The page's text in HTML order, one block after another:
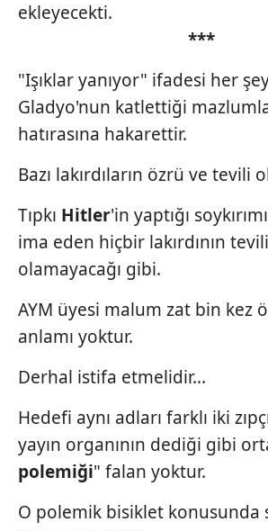
ekleyecekti.
***
"Işıklar yanıyor" ifadesi her
Gladyo'nun katlettiği
hatırasına hakarettir.
Bazı lakırdıların özrü ve tevili
Tıpkı Hitler'in yaptığı
ima eden hiçbir lakırdının
olamayacağı gibi.
AYM üyesi malum zat bin kez
anlamı yoktur.
Derhal istifa etmelidir...
Hedefi aynı adları farklı iki
yayın organının dediği gibi
polemiği" falan yoktur.
O polemik bisiklet konusunda